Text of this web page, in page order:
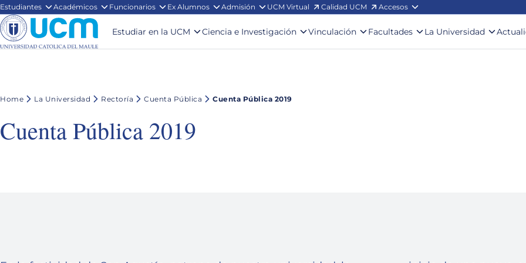
Estudiantes Académicos Funcionarios Ex Alumnos Admisión UCM Virtual Calidad UCM Accesos
Estudiar en la UCM Ciencia e Investigación Vinculación Facultades La Universidad
Home La Universidad Rectoría Cuenta Pública Cuenta Pública 2019
Cuenta Pública 2019